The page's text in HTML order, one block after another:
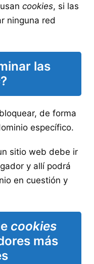
cookies, si las
ninguna red
las
?
de forma
específico.
sitio web debe ir
y allí podrá
en cuestión y
cookies
más